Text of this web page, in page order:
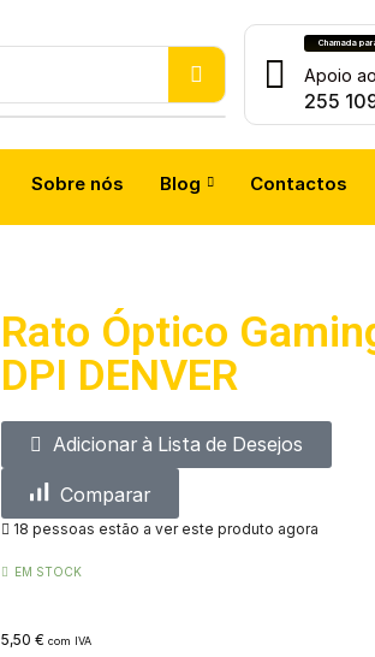
Chamada
Apoio
255
Sobre nós Blog Contactos
Rato Óptico
DPI DENVER
Adicionar à Lista de Desejos
Comparar
18 pessoas estão a ver este produto agora
EM STOCK
5,50 € com IVA